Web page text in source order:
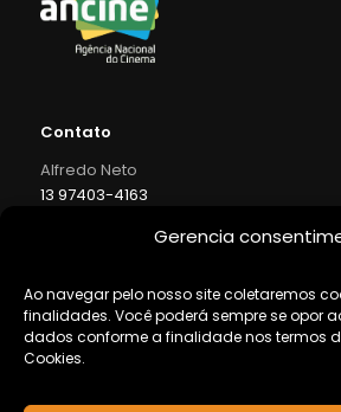
Gerencia
Ao navegar pelo nosso site coletaremos
finalidades. Você poderá sempre se opor
dados conforme a finalidade nos termos
Cookies.
Contato
Alfredo Neto
13 97403-4163
Rua Visconde de Faria, 145 Casa 02
Campo Grande 11075-711 / Santos –